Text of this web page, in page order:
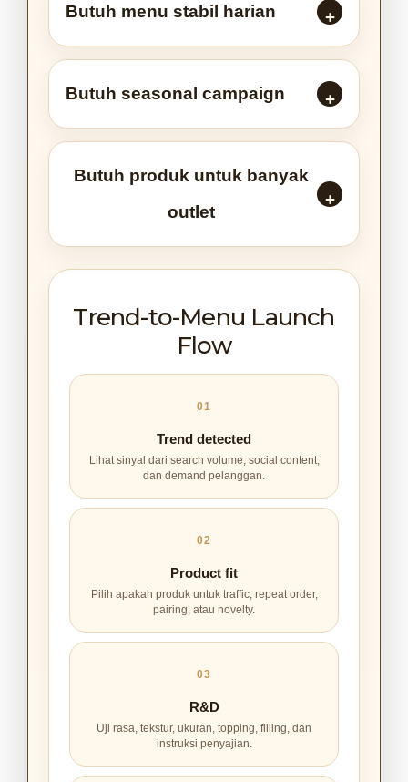
Butuh menu stabil harian
Butuh seasonal campaign
Butuh produk untuk banyak
outlet
Trend-to-Menu Launch
Flow
01
Trend detected
Lihat sinyal dari search volume, social content,
dan demand pelanggan.
02
Product fit
Pilih apakah produk untuk traffic, repeat order,
pairing, atau novelty.
03
R&D
Uji rasa, tekstur, ukuran, topping, filling, dan
instruksi penyajian.